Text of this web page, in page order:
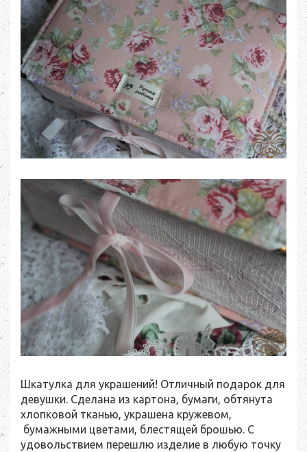
Шкатулка для украшений! Отличный подарок для
девушки. Сделана из картона, бумаги, обтянута
хлопковой тканью, украшена кружевом,
бумажными цветами, блестящей брошью. С
удовольствием перешлю изделие в любую точку